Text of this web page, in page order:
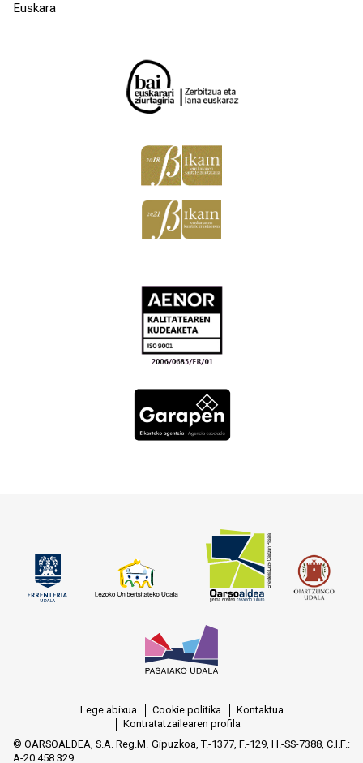
Euskara
Lege abixua Cookie politika
Kontaktua
Kontratatzailearen profila
© OARSOALDEA, S.A. Reg.M. Gipuzkoa, T.-1377, F.-129, H.-SS-7388, C.I.F.:
A-20.458.329